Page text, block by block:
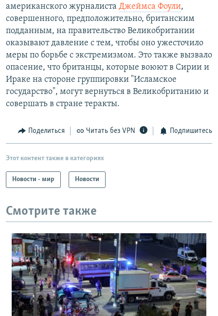
американского журналиста Джеймса Фоули,
совершенного, предположительно, британским
подданным, на правительство Великобритании
оказывают давление с тем, чтобы оно ужесточило
меры по борьбе с экстремизмом. Это также вызвало
опасение, что британцы, которые воюют в Сирии и
Ираке на стороне группировки "Исламское
государство", могут вернуться в Великобританию и
совершать в стране теракты.
Поделиться Читать без VPN Подпишитесь
Этот контент также в категориях
Новости - мир Новости
Смотрите также